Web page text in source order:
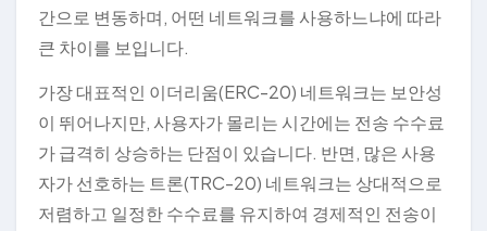
간으로 변동하며, 어떤 네트워크를 사용하느냐에 따라
큰 차이를 보입니다.
가장 대표적인 이더리움(ERC-20) 네트워크는 보안성
이 뛰어나지만, 사용자가 몰리는 시간에는 전송 수수료
가 급격히 상승하는 단점이 있습니다. 반면, 많은 사용
자가 선호하는 트론(TRC-20) 네트워크는 상대적으로
저렴하고 일정한 수수료를 유지하여 경제적인 전송이